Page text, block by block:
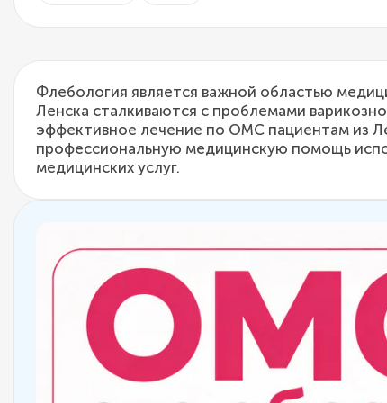
Флебология является важной областью
Ленска сталкиваются с проблемами
эффективное лечение по ОМС пациентам из
профессиональную медицинскую помощь
медицинских услуг.